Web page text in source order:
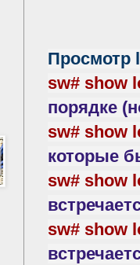
Просмотр
sw# show
порядке
sw# show
которые
sw# show
sw# show